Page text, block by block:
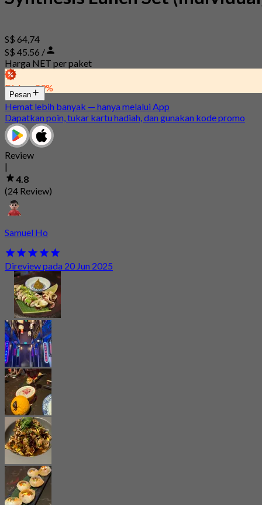
S$ 64,74
S$ 45.56 /
Harga NET per paket
Diskon 29%
Pesan
Hemat lebih banyak — hanya melalui App
Dapatkan poin, tukar kartu hadiah, dan gunakan kode promo
Review
|
4.8
(24 Review)
Samuel Ho
Direview pada 20 Jun 2025